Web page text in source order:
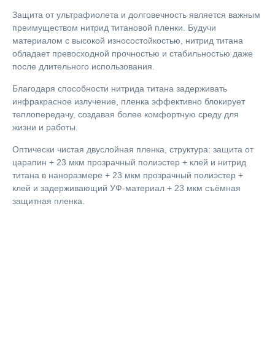
Защита от ультрафиолета и долговечность является важным
преимуществом нитрид титановой пленки. Будучи
материалом с высокой износостойкостью, нитрид титана
обладает превосходной прочностью и стабильностью даже
после длительного использования.
Благодаря способности нитрида титана задерживать
инфракрасное излучение, пленка эффективно блокирует
теплопередачу, создавая более комфортную среду для
жизни и работы.
Оптически чистая двуслойная пленка, структура: защита от
царапин + 23 мкм прозрачный полиэстер + клей и нитрид
титана в наноразмере + 23 мкм прозрачный полиэстер +
клей и задерживающий УФ-материал + 23 мкм съёмная
защитная пленка.